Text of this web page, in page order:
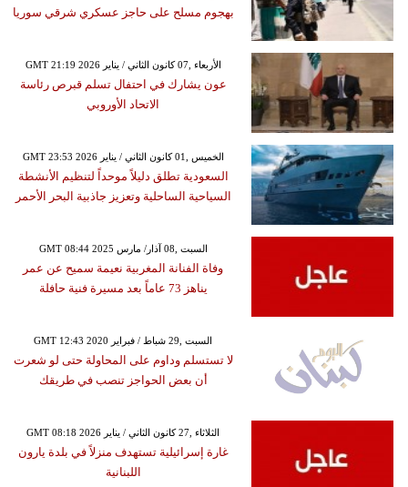
بهجوم مسلح على حاجز عسكري شرقي سوريا
GMT 21:19 2026 الأربعاء ,07 كانون الثاني / يناير
عون يشارك في احتفال تسلم قبرص رئاسة
الاتحاد الأوروبي
GMT 23:53 2026 الخميس ,01 كانون الثاني / يناير
السعودية تطلق دليلاً موحداً لتنظيم الأنشطة
السياحية الساحلية وتعزيز جاذبية البحر الأحمر
GMT 08:44 2025 السبت ,08 آذار/ مارس
وفاة الفنانة المغربية نعيمة سميح عن عمر
يناهز 73 عاماً بعد مسيرة فنية حافلة
GMT 12:43 2020 السبت ,29 شباط / فبراير
لا تستسلم وداوم على المحاولة حتى لو شعرت
أن بعض الحواجز تنصب في طريقك
GMT 08:18 2026 الثلاثاء ,27 كانون الثاني / يناير
غارة إسرائيلية تستهدف منزلاً في بلدة يارون
اللبنانية